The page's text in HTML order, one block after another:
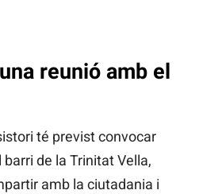
reunió amb el
té previst convocar
barri de la Trinitat Vella,
amb la ciutadania i